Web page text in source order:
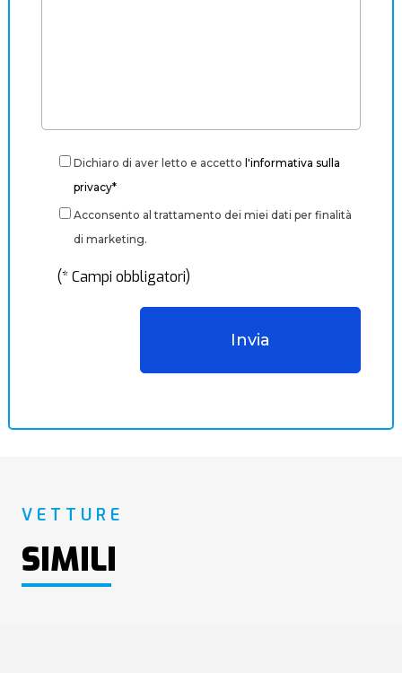
Dichiaro di aver letto e accetto l'informativa sulla
privacy*
Acconsento al trattamento dei miei dati per finalità
di marketing.
(* Campi obbligatori)
VETTURE
SIMILI